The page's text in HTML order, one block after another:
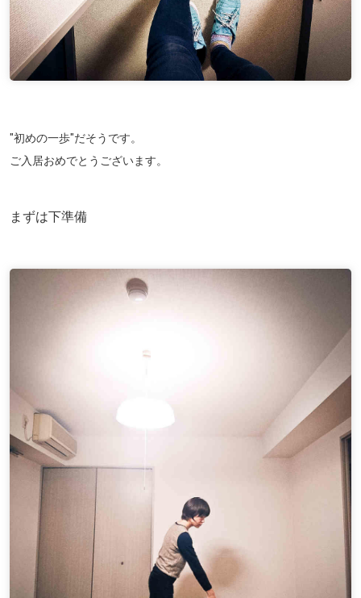
"初めの一歩"だそうです。
ご入居おめでとうございます。
まずは下準備